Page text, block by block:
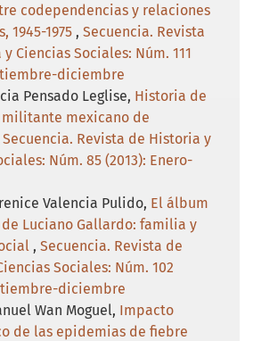
codependencias y relaciones
1945-1975 , Secuencia. Revista
Ciencias Sociales: Núm. 111
diciembre
Pensado Leglise, Historia de
mexicano de
Secuencia. Revista de Historia y
Núm. 85 (2013): Enero-
Valencia Pulido, El álbum
Luciano Gallardo: familia y
, Secuencia. Revista de
Sociales: Núm. 102
diciembre
Wan Moguel, Impacto
de las epidemias de fiebre